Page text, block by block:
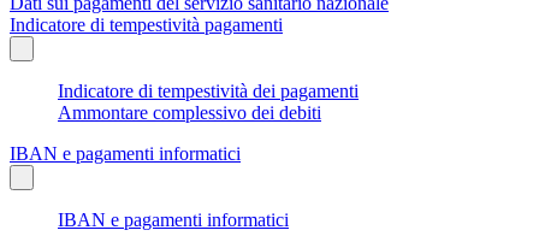
Indicatore di tempestività pagamenti
Indicatore di tempestività dei pagamenti
Ammontare complessivo dei debiti
IBAN e pagamenti informatici
IBAN e pagamenti informatici